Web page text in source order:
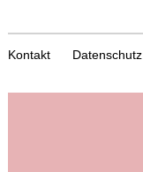
Kontakt Datenschutz